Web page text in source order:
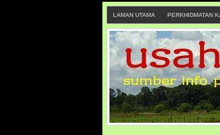
LAMAN UTAMA PERKHIDMATAN